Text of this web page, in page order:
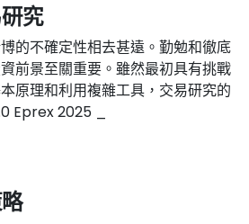
究
的不確定性相去甚遠。勤勉和徹底
前景至關重要。雖然最初具有挑戰
原理和利用複雜工具，交易研究的
Eprex 2025 _